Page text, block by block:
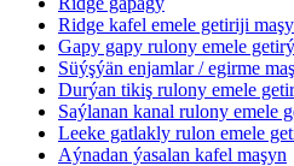
Ridge kafel emele getiriji
Gapy gapy rulony emele
Süýşýän enjamlar / egirme
Durýan tikiş rulony emele
Saýlanan kanal rulony emele
Leeke gatlakly rulon emele
Aýnadan ýasalan kafel maşyn